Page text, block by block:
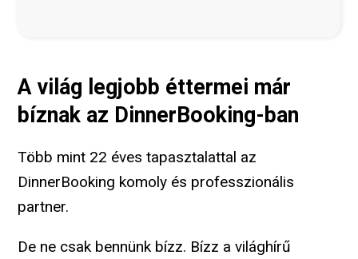
A világ legjobb éttermei már
bíznak az DinnerBooking-ban
Több mint 22 éves tapasztalattal az
DinnerBooking komoly és professzionális
partner.
De ne csak bennünk bízz. Bízz a világhírű